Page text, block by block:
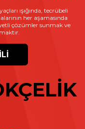
ışığında, tecrübeli
her aşamasında
çözümler sunmak ve